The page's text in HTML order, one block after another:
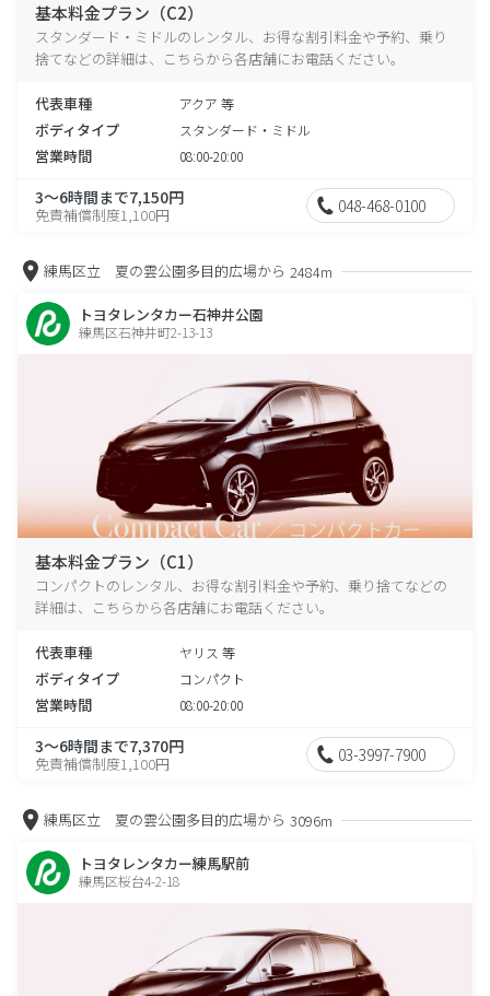
基本料金プラン（C2）
スタンダード・ミドルのレンタル、お得な割引料金や予約、乗り
捨てなどの詳細は、こちらから各店舗にお電話ください。
代表車種 アクア 等
ボディタイプ スタンダード・ミドル
営業時間 08:00-20:00
3～6時間まで7,150円
免責補償制度1,100円 048-468-0100
練馬区立 夏の雲公園多目的広場から 2484m
トヨタレンタカー石神井公園
練馬区石神井町2-13-13
基本料金プラン（C1）
コンパクトのレンタル、お得な割引料金や予約、乗り捨てなどの
詳細は、こちらから各店舗にお電話ください。
代表車種 ヤリス 等
ボディタイプ コンパクト
営業時間 08:00-20:00
3～6時間まで7,370円
免責補償制度1,100円 03-3997-7900
練馬区立 夏の雲公園多目的広場から 3096m
トヨタレンタカー練馬駅前
練馬区桜台4-2-18